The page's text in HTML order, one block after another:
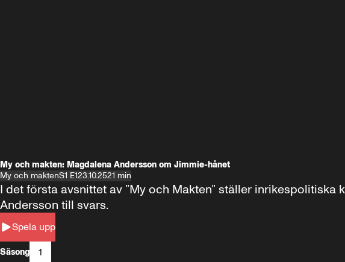
My och makten: Magdalena Andersson om Jimmie-hånet
My och maktenS1 E123.10.2521 min
Spela upp
I det första avsnittet av ”My och Makten” ställer
Andersson till svars.
Säsong 1